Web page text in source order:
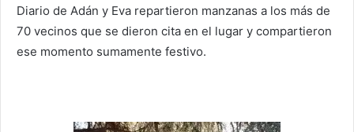
Diario de Adán y Eva repartieron manzanas a los más de
70 vecinos que se dieron cita en el lugar y compartieron
ese momento sumamente festivo.